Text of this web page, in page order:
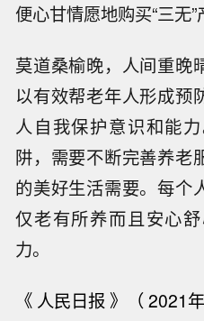
便心甘情愿地购买“三无”
莫道桑榆晚，人间重晚
以有效帮老年人形成预
人自我保护意识和能
阱，需要不断完善养老
的美好生活需要。每个
仅老有所养而且安心
力。
《 人民日报 》（ 2021